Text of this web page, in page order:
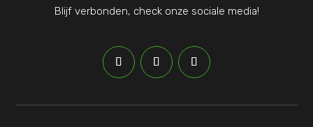
Blijf verbonden, check onze sociale media!